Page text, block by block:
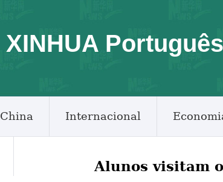
XINHUA Português
China Internacional
Alunos visitam